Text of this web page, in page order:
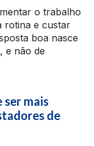
o trabalho
rotina e custar
boa nasce
e não de
ser mais
de